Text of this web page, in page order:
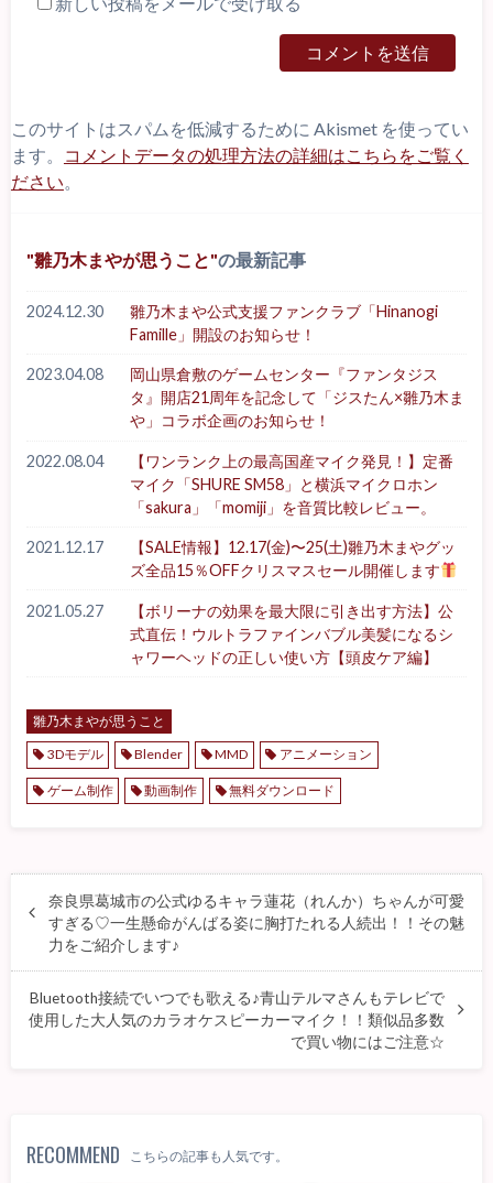
このサイトはスパムを低減するために Akismet を使ってい
ます。
コメントデータの処理方法の詳細はこちらをご覧く
ださい
雛乃木まやが思うこと の最新記事
2024.12.30
雛乃木まや公式支援ファンクラブ「Hinanogi
Famille」開設のお知らせ！
2023.04.08
岡山県倉敷のゲームセンター『ファンタジス
タ』開店21周年を記念して「ジスたん×雛乃木ま
や」コラボ企画のお知らせ！
2022.08.04
【ワンランク上の最高国産マイク発見！】定番
マイク「SHURE SM58」と横浜マイクロホン
「sakura」「momiji」を音質比較レビュー。
2021.12.17
【SALE情報】12.17(金)〜25(土)雛乃木まやグッ
ズ全品15％OFFクリスマスセール開催します
2021.05.27
【ボリーナの効果を最大限に引き出す方法】公
式直伝！ウルトラファインバブル美髪になるシ
ャワーヘッドの正しい使い方【頭皮ケア編】
雛乃木まやが思うこと
3Dモデル
Blender MMD アニメーション
ゲーム制作 動画制作 無料ダウンロード
奈良県葛城市の公式ゆるキャラ蓮花（れんか）ちゃんが可愛
すぎる♡一生懸命がんばる姿に胸打たれる人続出！！その魅
力をご紹介します♪
Bluetooth接続でいつでも歌える♪青山テルマさんもテレビで
使用した大人気のカラオケスピーカーマイク！！類似品多数
で買い物にはご注意☆
RECOMMEND こちらの記事も人気です。